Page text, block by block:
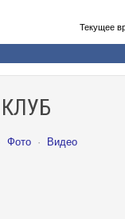
Текущее
Фото · Видео